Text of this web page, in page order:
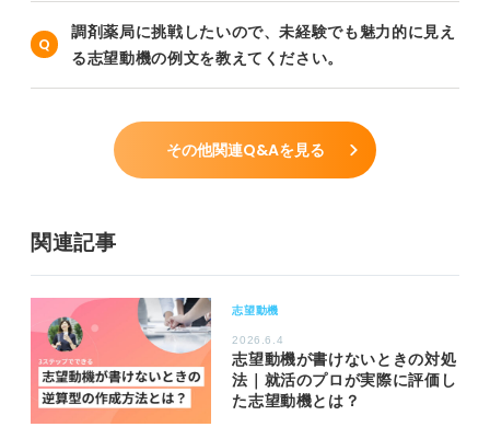
調剤薬局に挑戦したいので、未経験でも魅力的に見え
る志望動機の例文を教えてください。
その他関連Q&Aを見る
関連記事
志望動機
2026.6.4
志望動機が書けないときの対処
法｜就活のプロが実際に評価し
た志望動機とは？